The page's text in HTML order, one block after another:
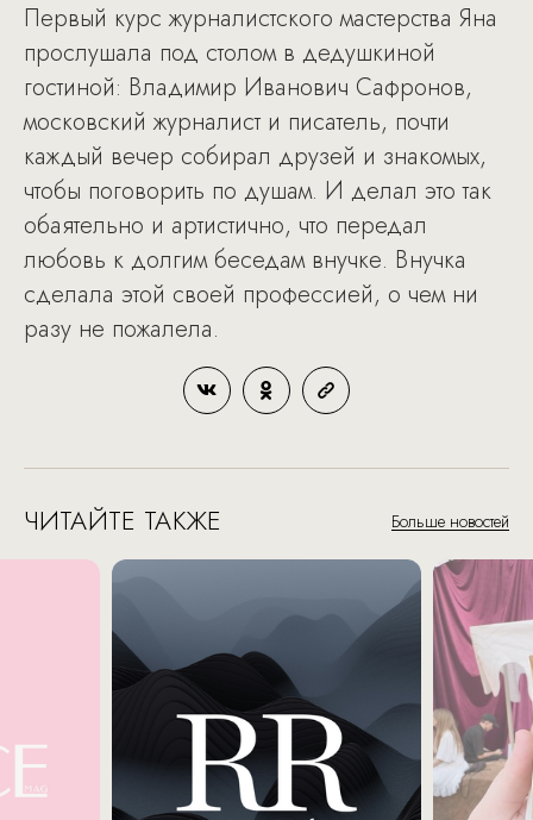
Первый курс журналистского мастерства Яна
прослушала под столом в дедушкиной
гостиной: Владимир Иванович Сафронов,
московский журналист и писатель, почти
каждый вечер собирал друзей и знакомых,
чтобы поговорить по душам. И делал это так
обаятельно и артистично, что передал
любовь к долгим беседам внучке. Внучка
сделала этой своей профессией, о чем ни
разу не пожалела.
ЧИТАЙТЕ ТАКЖЕ Больше новостей